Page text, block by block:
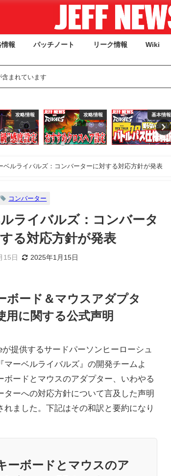
情報 パッチノート リーク情報 Wiki
含まれています
攻略情報 攻略情報 基本情報
ベルライバルズ：コンバーターに対する対応方針が発表
コンバーター
ライバルズ：コンバータ
る対応方針が発表
15日 2025年1月15日
ボード＆マウスアダプタ
用に関する公式声明
が提供するサードパーソンヒーローシュ
マーベルライバルズ』の開発チームよ
ボードとマウスのアダプター、いわやる
ターへの対応方針について言及した声明
れました。下記はその和訳と要約になり
ーボードとマウスのア